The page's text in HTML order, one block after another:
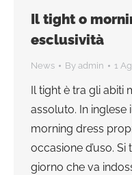
Il tight o
esclusività
News By admin 1
Il tight è tra gli abiti
assoluto. In inglese
morning dress
occasione d’uso.
giorno che va